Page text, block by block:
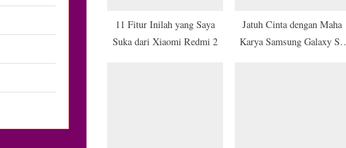
t
:
11 Fitur Inilah yang Saya
Suka dari Xiaomi Redmi 2
Jatuh Cinta dengan Maha
Karya Samsung Galaxy S6